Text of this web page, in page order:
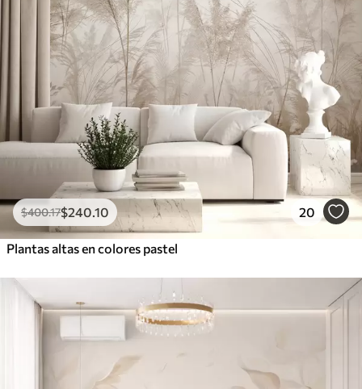
$400.17$240 .10 20
Plantas altas en colores pastel